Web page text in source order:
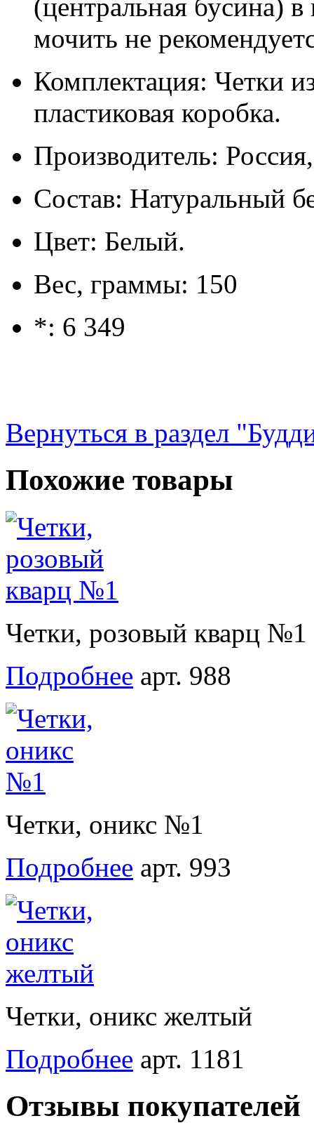
(центральная бусина)
мочить не
Комплектация: Четки
пластиковая коробка.
Производитель:
Состав: Натуральный
Цвет: Белый.
Вес, граммы: 150
*: 6 349
Вернуться в раздел
Похожие товары
Четки, розовый кварц №1
Подробнее арт. 988
Четки, оникс №1
Подробнее арт. 993
Четки, оникс желтый
Подробнее арт. 1181
Отзывы покупателей